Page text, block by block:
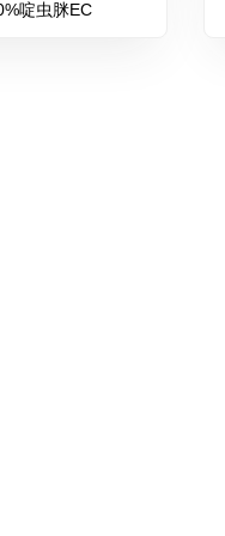
啶虫脒EC